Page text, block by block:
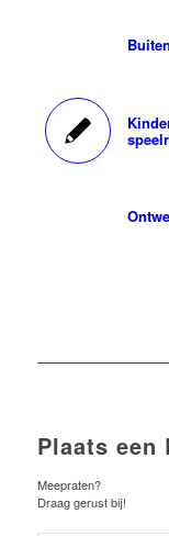
Plaats een
Meepraten?
Draag gerust bij!